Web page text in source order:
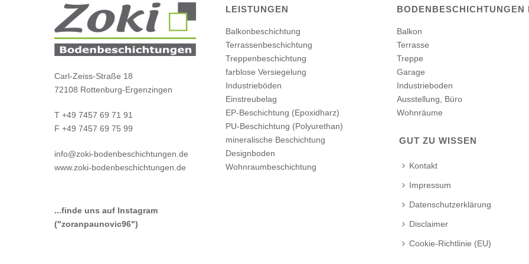
Carl-Zeiss-Straße 18
72108 Rottenburg-Ergenzingen
T +49 7457 69 71 91
F +49 7457 69 75 99
info@zoki-bodenbeschichtungen.de
www.zoki-bodenbeschichtungen.de
...finde uns auf Instagram
("zoranpaunovic96")
LEISTUNGEN
Balkonbeschichtung
Terrassenbeschichtung
Treppenbeschichtung
farblose Versiegelung
Industrieböden
Einstreubelag
EP-Beschichtung (Epoxidharz)
PU-Beschichtung (Polyurethan)
mineralische Beschichtung
Designboden
Wohnraumbeschichtung
Balkon
Terrasse
Treppe
Garage
Industrieboden
Ausstellung, Büro
Wohnräume
GUT ZU WISSEN
Kontakt
Impressum
Datenschutzerklärung
Disclaimer
Cookie-Richtlinie (EU)